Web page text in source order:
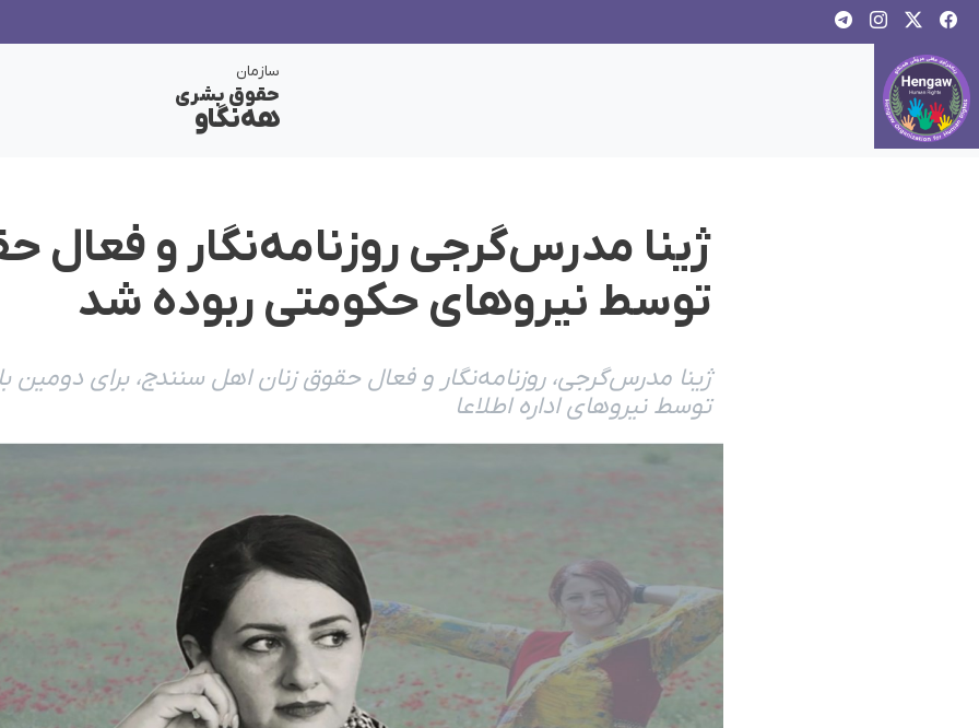
سازمان
حقوق بشری
هەنگاو
ژینا مدرس‌گرجی روزنامه‌نگار و فعال
توسط نیروهای حکومتی ربوده شد
ژینا مدرس‌گرجی، روزنامه‌نگار و فعال حقوق زنان اهل سنندج، برای
توسط نیروهای اداره اطلاعا